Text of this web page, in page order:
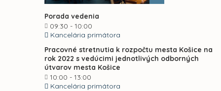
Porada vedenia
09:30 - 10:00
Kancelária primátora
Pracovné stretnutia k rozpočtu mesta Košice na
rok 2022 s vedúcimi jednotlivých odborných
útvarov mesta Košice
10:00 - 13:00
Kancelária primátora